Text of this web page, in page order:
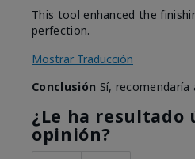
This tool enhanced the
perfection.
Mostrar Traducción
Conclusión Sí, recomendaría
¿Le ha resultado
opinión?